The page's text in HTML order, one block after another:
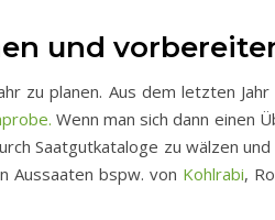
und
zu planen. Aus dem letzten
Wenn man sich dann einen
Saatgutkataloge zu wälzen
Aussaaten bspw. von Kohlrabi,